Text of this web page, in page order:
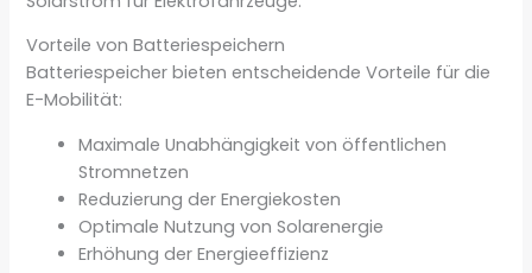
Vorteile von Batteriespeichern
Batteriespeicher bieten entscheidende Vorteile für die
E-Mobilität:
Maximale Unabhängigkeit von öffentlichen
Stromnetzen
Reduzierung der Energiekosten
Optimale Nutzung von Solarenergie
Erhöhung der Energieeffizienz